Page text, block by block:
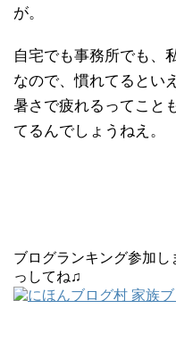
が。
自宅でも事務所でも、
なので、慣れてるとい
暑さで疲れるってこと
てるんでしょうねえ。
ブログランキング参加
っしてね♫